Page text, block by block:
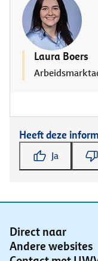
Laura Boers
Heeft deze
Ja
Direct naar
Andere websites